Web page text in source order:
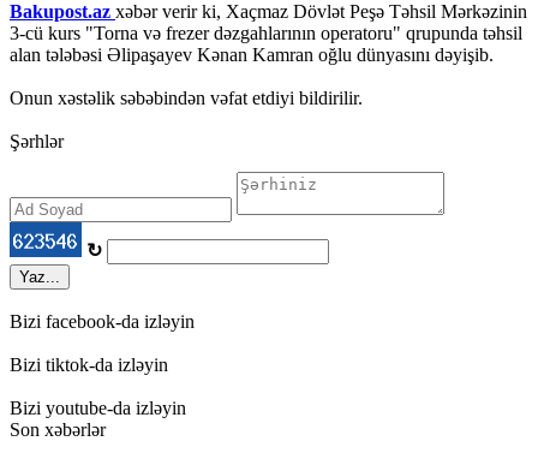
Bakupost.az xəbər verir ki, Xaçmaz Dövlət Peşə Təhsil Mərkəzinin
3-cü kurs "Torna və frezer dəzgahlarının operatoru" qrupunda təhsil
alan tələbəsi Əlipaşayev Kənan Kamran oğlu dünyasını dəyişib.
Onun xəstəlik səbəbindən vəfat etdiyi bildirilir.
Şərhlər
↻
Yaz...
Bizi facebook-da izləyin
Bizi tiktok-da izləyin
Bizi youtube-da izləyin
Son xəbərlər